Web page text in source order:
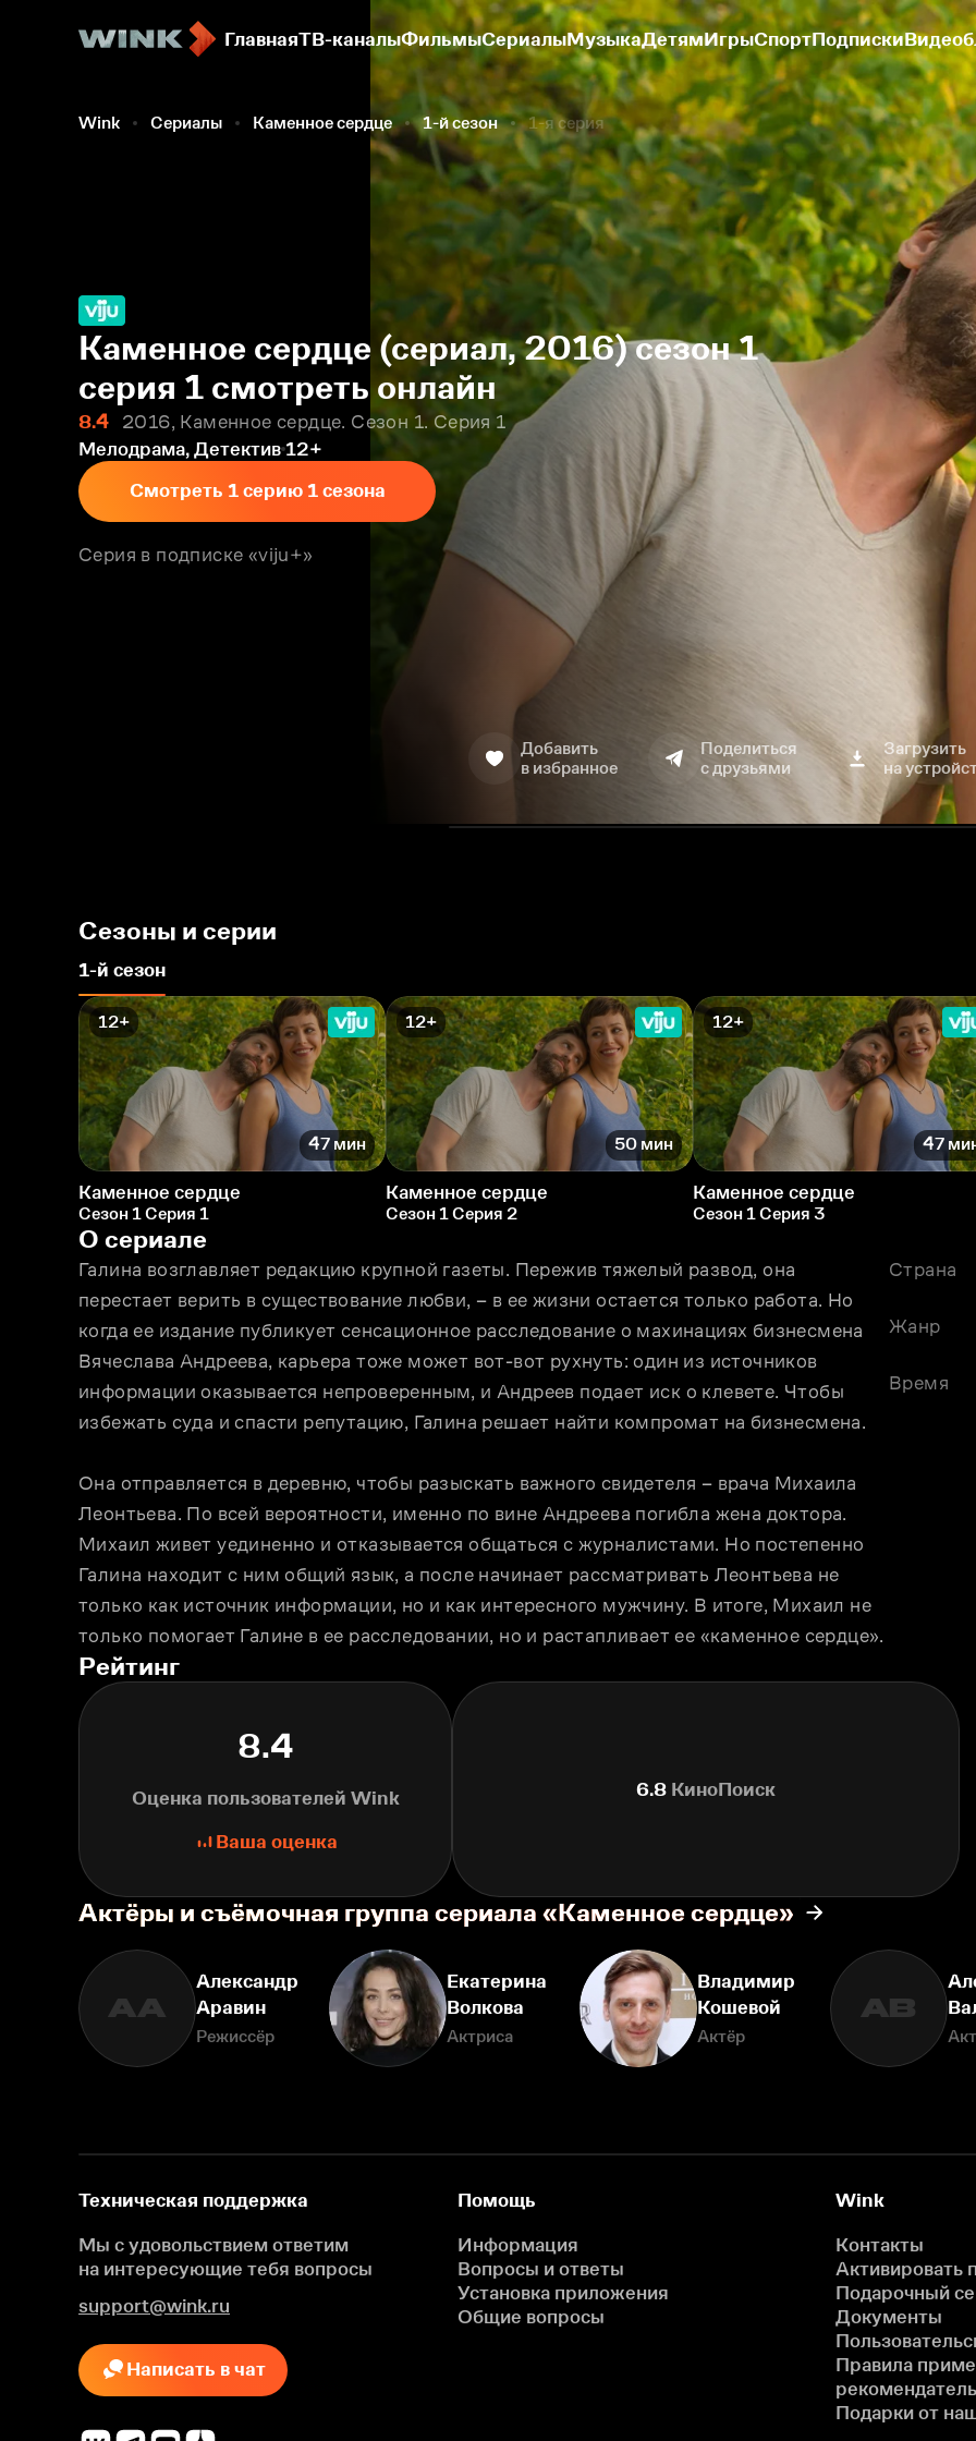
ГлавнаяТВ-каналыФильмыСериалыМузыкаДетямИгрыСпортПодписки
Wink Сериалы Каменное сердце 1-й сезон 1-я серия
Каменное сердце (сериал, 2016) сезон 1
серия 1 смотреть онлайн
8.4
2016, Каменное сердце. Сезон 1. Серия 1
Мелодрама, Детектив 12+
Смотреть 1 серию 1 сезона
Серия в подписке «viju+»
Добавить
в избранное
Поделиться
с друзьями
Загрузить
на
Сезоны и серии
1-й сезон
12+
47 мин
Каменное сердце
Сезон 1 Серия 1
12+
50 мин
Каменное сердце
Сезон 1 Серия 2
12+
47
Каменное сердце
Сезон 1 Серия 3
О сериале
Галина возглавляет редакцию крупной газеты. Пережив тяжелый развод, она
перестает верить в существование любви, – в ее жизни остается только работа. Но
когда ее издание публикует сенсационное расследование о махинациях бизнесмена
Вячеслава Андреева, карьера тоже может вот-вот рухнуть: один из источников
информации оказывается непроверенным, и Андреев подает иск о клевете. Чтобы
избежать суда и спасти репутацию, Галина решает найти компромат на бизнесмена.
Она отправляется в деревню, чтобы разыскать важного свидетеля – врача Михаила
Леонтьева. По всей вероятности, именно по вине Андреева погибла жена доктора.
Михаил живет уединенно и отказывается общаться с журналистами. Но постепенно
Галина находит с ним общий язык, а после начинает рассматривать Леонтьева не
только как источник информации, но и как интересного мужчину. В итоге, Михаил не
только помогает Галине в ее расследовании, но и растапливает ее «каменное сердце».
Страна
Жанр
Время
Рейтинг
8.4
Оценка пользователей Wink
Ваша оценка
6.8КиноПоиск
Актёры и съёмочная группа сериала «Каменное сердце»
АА
Александр
Аравин
Режиссёр
Екатерина
Волкова
Актриса
Владимир
Кошевой
Актёр
АВ
Техническая поддержка
Мы с удовольствием ответим
на интересующие тебя вопросы
support@wink.ru
Написать в чат
Помощь
Информация
Вопросы и ответы
Установка приложения
Общие вопросы
Wink
Контакты
Активировать
Подарочный
Документы
Правила
Подарки от